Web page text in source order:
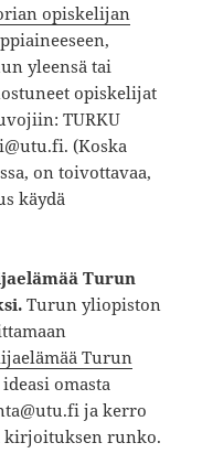
opiskelijan
yleensä tai
opiskelijat
TURKU
(Koska
on toivottavaa,
käydä
Turun
.Turun yliopiston
Turun
omasta
ja kerro
kirjoituksen runko.